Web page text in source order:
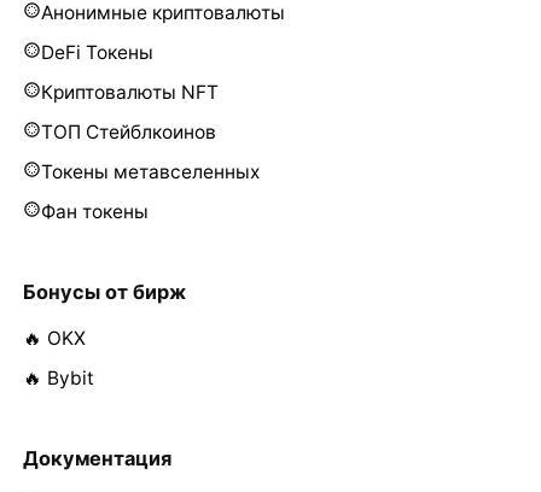
Анонимные криптовалюты
DeFi Токены
Криптовалюты NFT
ТОП Стейблкоинов
Токены метавселенных
Фан токены
Бонусы от бирж
🔥 OKX
🔥 Bybit
Документация